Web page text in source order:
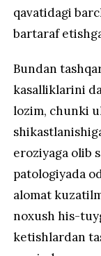
qavatidagi
bartaraf
Bundan
kasalliklarini
lozim, chunki
eroziyaga olib
patologiyada
alomat
noxush his-
ketishlardan